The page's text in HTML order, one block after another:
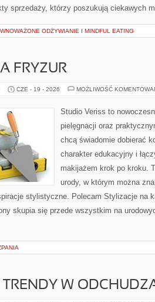
sprzedaży, którzy poszukują ciekawych
ODŻYWIANIE I MINDFUL EATING
FRYZUR
CZE - 19 - 2026 MOŻLIWOŚĆ
Studio Veriss to
pielęgnacji oraz
chcą świadomie dobierać
charakter edukacyjny i
makijażem krok po kroku.
urody, w którym można
stylistyczne. Polecam Stylizacje na
skupia się przede wszystkim na
TRENDY W